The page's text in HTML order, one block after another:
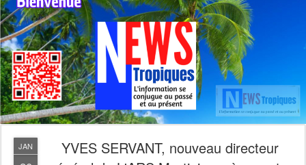
JAN
YVES SERVANT, nouveau directeur